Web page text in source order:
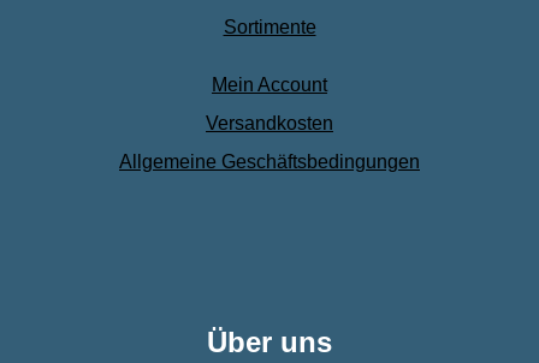
Sortimente
Mein Account
Versandkosten
Allgemeine Geschäftsbedingungen
Über uns